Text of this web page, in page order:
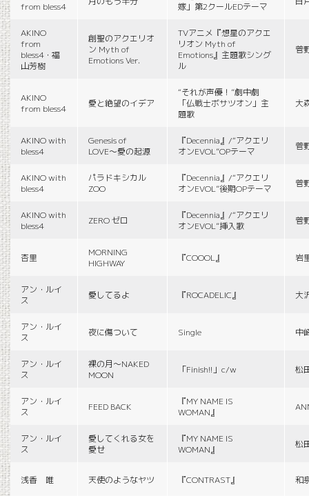
from bless4
嫁」第2クールEDテーマ
AKINO
from
bless4・福
山芳樹
創聖のアクエリオ
ン Myth of
Emotions Ver.
TVアニメ『想星のアクエ
リオン Myth of
Emotions』主題歌シング
ル
菅
AKINO
from bless4
愛と絶望のイデア
“それが声優！”劇中劇
「仏戦士ボサツオン」主
題歌
大
AKINO with
bless4
Genesis of
LOVE〜愛の起源
『Decennia』/“アクエリ
オンEVOL”OPテーマ
菅
AKINO with
bless4
パラドキシカル
ZOO
『Decennia』/“アクエリ
オンEVOL”後期OPテーマ
菅
AKINO with
bless4
ZERO ゼロ
『Decennia』/“アクエリ
オンEVOL”挿入歌
菅
杏里
MORNING
HIGHWAY
『COOOL』 岩
アン・ルイ
ス
愛してるよ 『ROCADELIC』 大
アン・ルイ
ス
夜に傷ついて Single 中
アン・ルイ
ス
裸の月〜NAKED
MOON
「Finish!!」c/w 松
アン・ルイ
ス
FEED BACK
『MY NAME IS
WOMAN』
アン・ルイ
ス
愛してくれる女を
愛せ
『MY NAME IS
WOMAN』
松
浅香 唯 天使のようなヤツ 『CONTRAST』 和